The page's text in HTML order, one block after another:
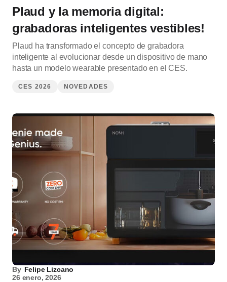
Plaud y la memoria digital:
grabadoras inteligentes vestibles!
Plaud ha transformado el concepto de grabadora
inteligente al evolucionar desde un dispositivo de mano
hasta un modelo wearable presentado en el CES.
CES 2026 NOVEDADES
By Felipe Lizcano
26 enero, 2026